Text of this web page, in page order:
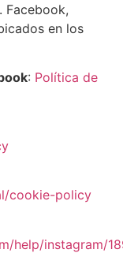
Facebook,
en los
: Política de
cookie-policy
help/instagram/